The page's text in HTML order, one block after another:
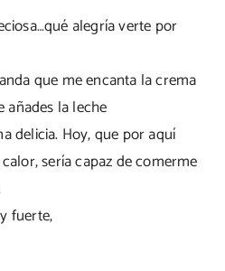
alegría verte por
que me encanta la crema
añades la leche
delicia. Hoy, que por aquí
sería capaz de comerme
fuerte,